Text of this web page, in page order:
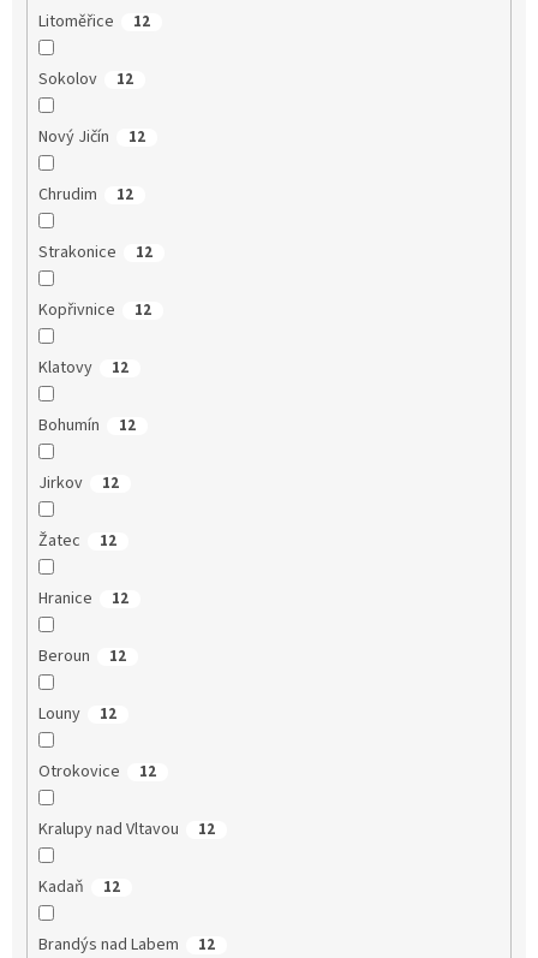
Litoměřice 12
Sokolov 12
Nový Jičín 12
Chrudim 12
Strakonice 12
Kopřivnice 12
Klatovy 12
Bohumín 12
Jirkov 12
Žatec 12
Hranice 12
Beroun 12
Louny 12
Otrokovice 12
Kralupy nad Vltavou 12
Kadaň 12
Brandýs nad Labem 12